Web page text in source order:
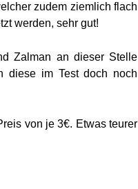
zudem ziemlich flach
werden, sehr gut!
Zalman an dieser Stelle
diese im Test doch noch
von je 3€. Etwas teurer